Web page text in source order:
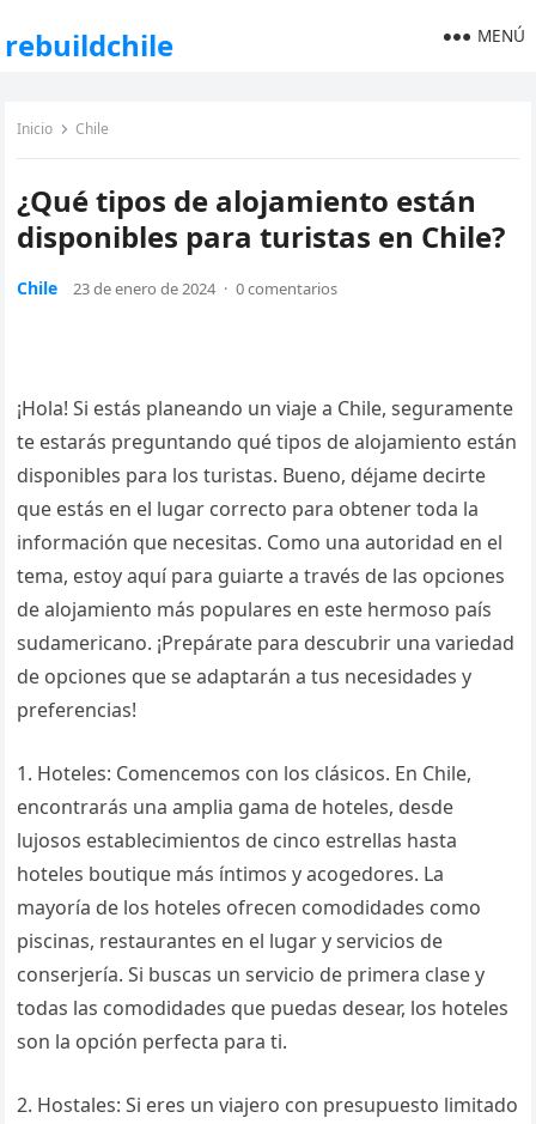
rebuildchile MENÚ
Inicio Chile
¿Qué tipos de alojamiento están
disponibles para turistas en Chile?
Chile 23 de enero de 2024 · 0 comentarios
¡Hola! Si estás planeando un viaje a Chile, seguramente
te estarás preguntando qué tipos de alojamiento están
disponibles para los turistas. Bueno, déjame decirte
que estás en el lugar correcto para obtener toda la
información que necesitas. Como una autoridad en el
tema, estoy aquí para guiarte a través de las opciones
de alojamiento más populares en este hermoso país
sudamericano. ¡Prepárate para descubrir una variedad
de opciones que se adaptarán a tus necesidades y
preferencias!
1. Hoteles: Comencemos con los clásicos. En Chile,
encontrarás una amplia gama de hoteles, desde
lujosos establecimientos de cinco estrellas hasta
hoteles boutique más íntimos y acogedores. La
mayoría de los hoteles ofrecen comodidades como
piscinas, restaurantes en el lugar y servicios de
conserjería. Si buscas un servicio de primera clase y
todas las comodidades que puedas desear, los hoteles
son la opción perfecta para ti.
2. Hostales: Si eres un viajero con presupuesto limitado